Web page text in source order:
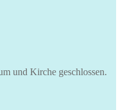
und Kirche geschlossen.